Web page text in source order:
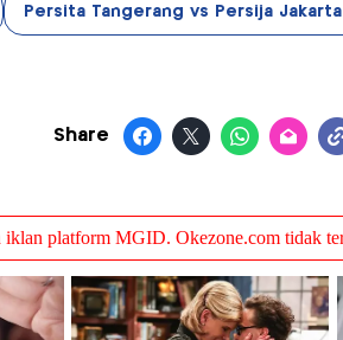
Persita Tangerang vs Persija Jakarta
Share